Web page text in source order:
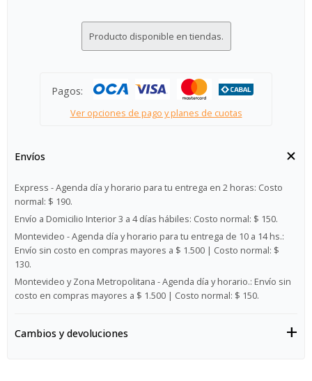
Producto disponible en tiendas.
Pagos:
Ver opciones de pago y planes de cuotas
Envíos
Express - Agenda día y horario para tu entrega en 2 horas: Costo
normal: $ 190.
Envío a Domicilio Interior 3 a 4 días hábiles: Costo normal: $ 150.
Montevideo - Agenda día y horario para tu entrega de 10 a 14 hs.:
Envío sin costo en compras mayores a $ 1.500 | Costo normal: $
130.
Montevideo y Zona Metropolitana - Agenda día y horario.: Envío sin
costo en compras mayores a $ 1.500 | Costo normal: $ 150.
Cambios y devoluciones